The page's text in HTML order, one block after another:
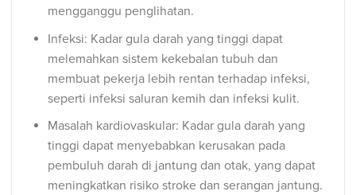
mengganggu penglihatan.
Infeksi: Kadar gula darah yang tinggi dapat
melemahkan sistem kekebalan tubuh dan
membuat pekerja lebih rentan terhadap infeksi,
seperti infeksi saluran kemih dan infeksi kulit.
Masalah kardiovaskular: Kadar gula darah yang
tinggi dapat menyebabkan kerusakan pada
pembuluh darah di jantung dan otak, yang dapat
meningkatkan risiko stroke dan serangan jantung.